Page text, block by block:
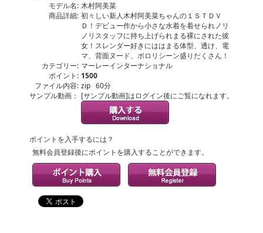
モデル名: 木村阿美菜
商品詳細: 初々しい新人木村阿美菜ちゃんの１ＳＴＤＶ
Ｄ！デビュー作から小さな水着を着せられノリ
ノリスタッフに持ち上げられまる裸にされた彼
女！スレンダー好きにははまる体型、透け、電
マ、背面ヌード、ポロリシーン盛りだくさん！
カテゴリー: マーレーインターナショナル
ポイント: 1500
ファイル内容: zip 60分
サンプル動画： [サンプル動画]はログイン後にご覧になれます。
ポイントを入手するには？
無料会員登録後にポイントを購入することができます。